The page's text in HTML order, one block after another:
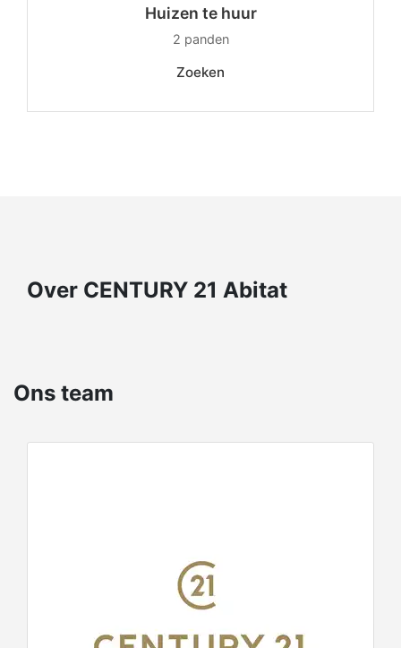
Huizen te huur
2 panden
Zoeken
Over CENTURY 21 Abitat
Ons team